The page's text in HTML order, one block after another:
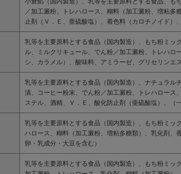
／加工澱粉、トレハロース、糊料（加工澱粉、増粘
止剤（Ｖ．Ｅ、亜硫酸塩）、着色料（カロチノイド）
乳等を主要原料とする食品（国内製造）、もち粉ミッ
ル、ミルクリキュール、でん粉／加工澱粉、トレハロ
シ、カラメル）、酸味料、アミラーゼ、グリセリンエ
乳等を主要原料とする食品（国内製造）、ナチュラル
漬、コーヒー粉末、でん粉／加工澱粉、トレハロース
ステル、酒精、Ｖ．Ｅ、酸化防止剤（亜硫酸塩）、（
乳等を主要原料とする食品（国内製造）、もち粉ミッ
ハロース、糊料（加工澱粉、増粘多糖類）、乳化剤、
卵・乳成分・大豆を含む）
乳等を主要原料とする食品（国内製造）、もち粉ミッ